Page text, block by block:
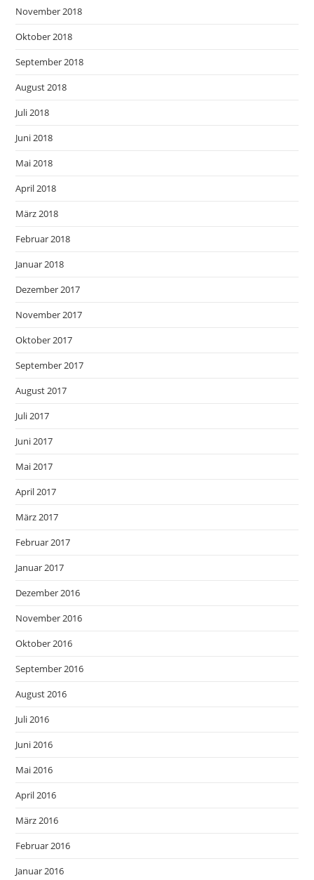
November 2018
Oktober 2018
September 2018
August 2018
Juli 2018
Juni 2018
Mai 2018
April 2018
März 2018
Februar 2018
Januar 2018
Dezember 2017
November 2017
Oktober 2017
September 2017
August 2017
Juli 2017
Juni 2017
Mai 2017
April 2017
März 2017
Februar 2017
Januar 2017
Dezember 2016
November 2016
Oktober 2016
September 2016
August 2016
Juli 2016
Juni 2016
Mai 2016
April 2016
März 2016
Februar 2016
Januar 2016